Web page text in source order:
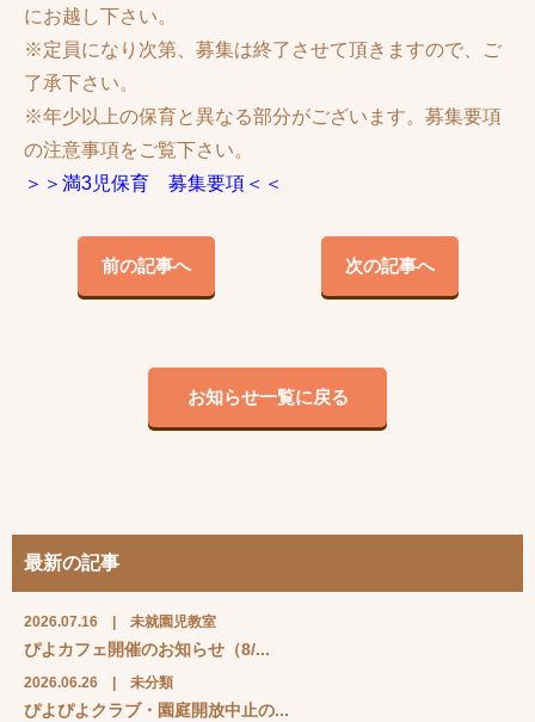
にお越し下さい。
※定員になり次第、募集は終了させて頂きますので、ご
了承下さい。
※年少以上の保育と異なる部分がございます。募集要項
の注意事項をご覧下さい。
＞＞ 満3児保育 募集要項＜＜
前の記事へ 次の記事へ
お知らせ一覧に戻る
最新の記事
2026.07.16 未就園児教室
ぴよカフェ開催のお知らせ（8/...
2026.06.26 未分類
ぴよぴよクラブ・園庭開放中止の...